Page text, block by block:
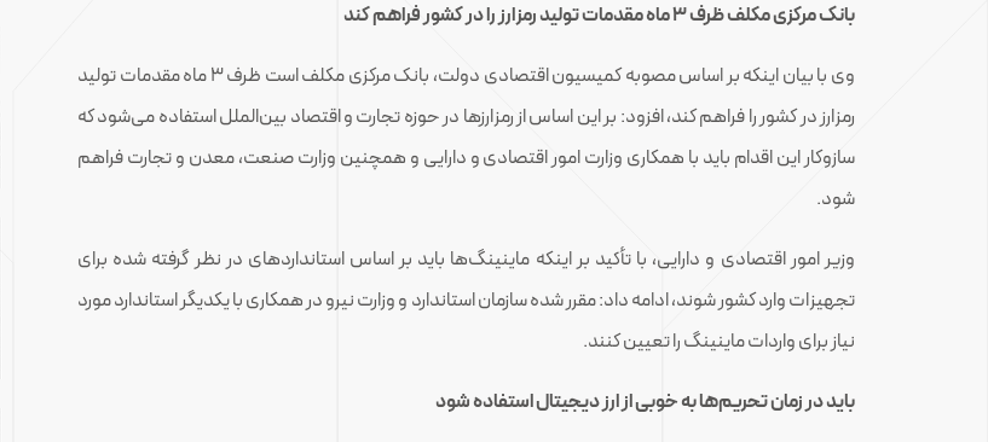
بانک مرکزی مکلف ظرف ۳ ماه مقدمات تولید رمزارز را در کشور فراهم کند
وی با بیان اینکه بر اساس مصوبه کمیسیون اقتصادی دولت، بانک مرکزی مکلف است ظرف ۳ ماه مقدمات تولید
رمزارز در کشور را فراهم کند، افزود: بر این اساس از رمزارزها در حوزه تجارت و اقتصاد بین‌الملل استفاده می‌شود که
سازوکار این اقدام باید با همکاری وزارت امور اقتصادی و دارایی و همچنین وزارت صنعت، معدن و تجارت فراهم
شود.
وزیر امور اقتصادی و دارایی، با تأکید بر اینکه ماینینگ‌ها باید بر اساس استانداردهای در نظر گرفته شده برای
تجهیزات وارد کشور شوند، ادامه داد: مقرر شده سازمان استاندارد و وزارت نیرو در همکاری با یکدیگر استاندارد مورد
نیاز برای واردات ماینینگ را تعیین کنند.
باید در زمان تحریم‌ها به خوبی از ارز دیجیتال استفاده شود